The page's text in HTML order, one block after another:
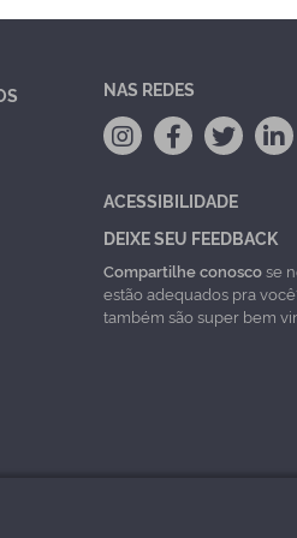
NAS REDES
ACESSIBILIDADE
DEIXE SEU FEEDBACK
Compartilhe conoscose
estão adequados pra
também são super bem